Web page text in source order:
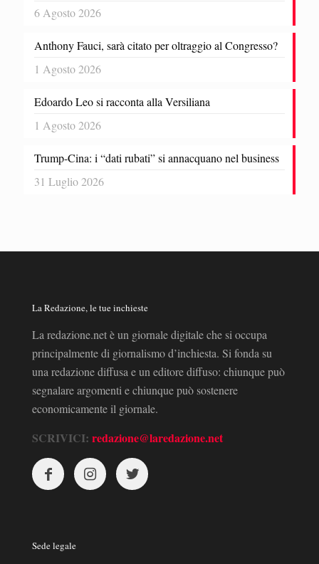
6 Agosto 2026
Anthony Fauci, sarà citato per oltraggio al Congresso?
1 Agosto 2026
Edoardo Leo si racconta alla Versiliana
1 Agosto 2026
Trump-Cina: i “dati rubati” si annacquano nel business
31 Luglio 2026
La Redazione, le tue inchieste
La redazione.net è un giornale digitale che si occupa
principalmente di giornalismo d’inchiesta. Si fonda su
una redazione diffusa e un editore diffuso: chiunque può
segnalare argomenti e chiunque può sostenere
economicamente il giornale.
SCRIVICI: redazione@laredazione.net
Sede legale